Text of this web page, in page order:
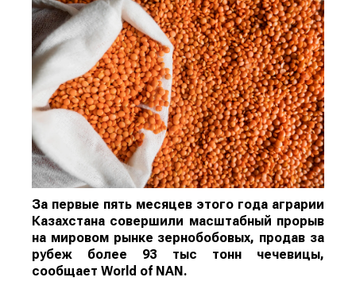
За первые пять месяцев этого года аграрии
Казахстана совершили масштабный прорыв
на мировом рынке зернобобовых, продав за
рубеж более 93 тыс тонн чечевицы,
сообщает World of NAN .